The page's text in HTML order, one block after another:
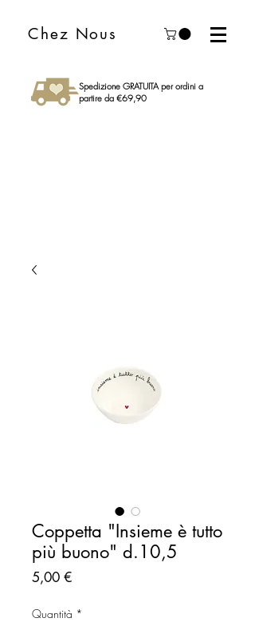
Chez Nous
Spedizione GRATUITA per ordini a
partire da €69,90
Coppetta "Insieme è tutto
più buono" d.10,5
5,00 €Prezzo
Quantità *